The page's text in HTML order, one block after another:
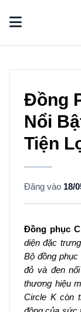
Đồng
Nổi
Tiện
Đăng vào 18/
Đồng phục
diện đặc
Bộ đồng
đỏ và đen
thương hiệu
Circle K còn